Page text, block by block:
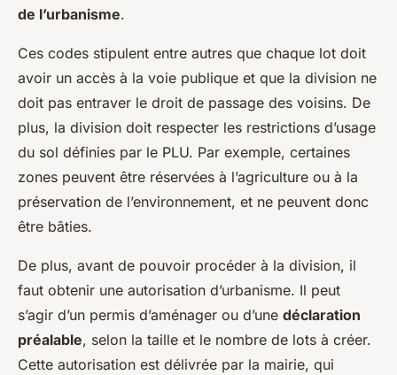
de l’urbanisme.
Ces codes stipulent entre autres que chaque lot doit
avoir un accès à la voie publique et que la division ne
doit pas entraver le droit de passage des voisins. De
plus, la division doit respecter les restrictions d’usage
du sol définies par le PLU. Par exemple, certaines
zones peuvent être réservées à l’agriculture ou à la
préservation de l’environnement, et ne peuvent donc
être bâties.
De plus, avant de pouvoir procéder à la division, il
faut obtenir une autorisation d’urbanisme. Il peut
s’agir d’un permis d’aménager ou d’une déclaration
préalable, selon la taille et le nombre de lots à créer.
Cette autorisation est délivrée par la mairie, qui